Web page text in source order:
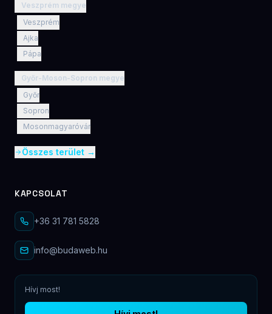
Veszprém megye
Veszprém
Ajka
Pápa
Győr-Moson-Sopron megye
Győr
Sopron
Mosonmagyaróvár
Összes terület →
KAPCSOLAT
+36 31 781 5828
info@budaweb.hu
Hívj most!